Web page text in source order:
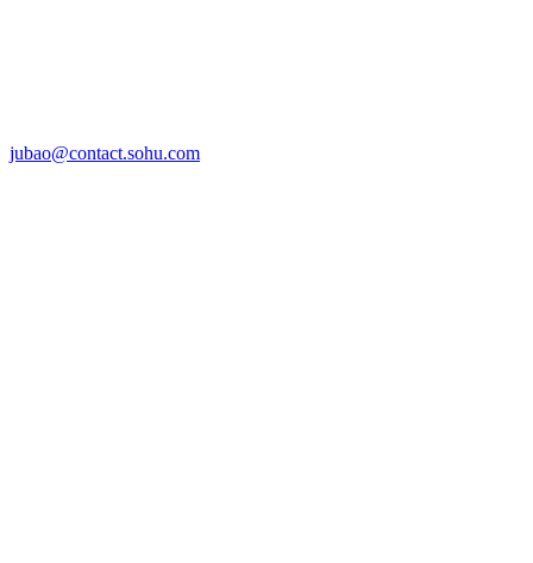
jubao@contact.sohu.com